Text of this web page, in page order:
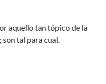
aquello tan tópico de la
tal para cual.